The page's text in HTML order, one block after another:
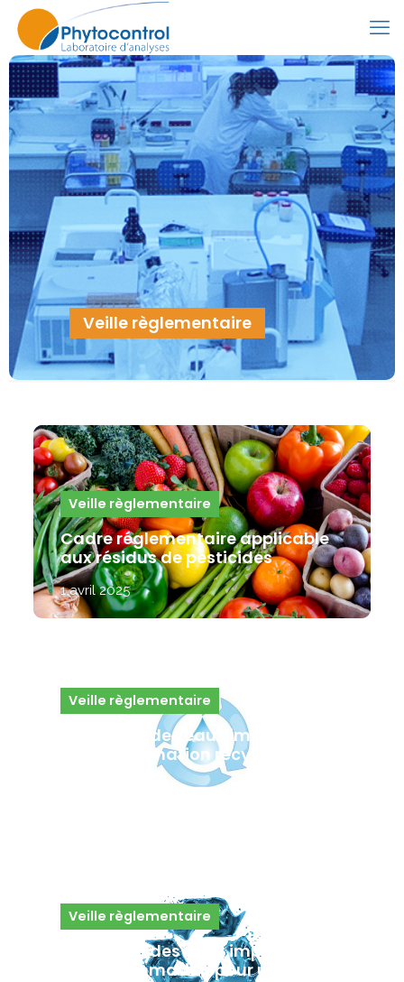
Veille règlementaire
Veille règlementaire
Cadre réglementaire applicable
aux résidus de pesticides
1 avril 2025
Veille règlementaire
Utilisation des eaux impropres à
la consommation recyclées dans
Veille règlementaire
Utilisation des eaux impropres à
la consommation pour usages